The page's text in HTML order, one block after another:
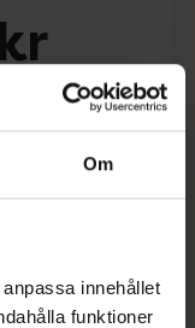
Om
innehållet
funktioner